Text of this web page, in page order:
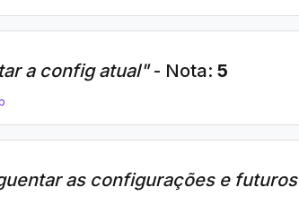
a config atual"- Nota:5
as configurações e futuros